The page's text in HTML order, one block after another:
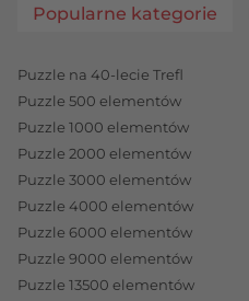
Popularne kategorie
Puzzle na 40-lecie Trefl
Puzzle 500 elementów
Puzzle 1000 elementów
Puzzle 2000 elementów
Puzzle 3000 elementów
Puzzle 4000 elementów
Puzzle 6000 elementów
Puzzle 9000 elementów
Puzzle 13500 elementów